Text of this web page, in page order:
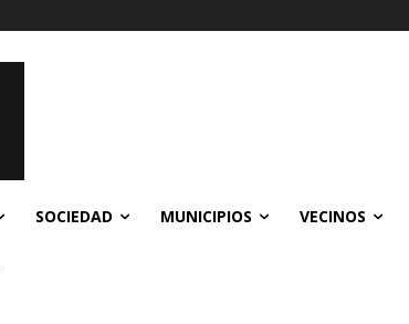
SOCIEDAD MUNICIPIOS VECINOS